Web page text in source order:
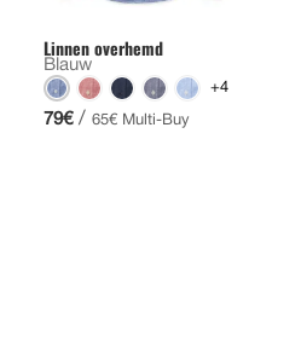
Linnen overhemd
Blauw
+4
79€ / 65€ Multi-Buy